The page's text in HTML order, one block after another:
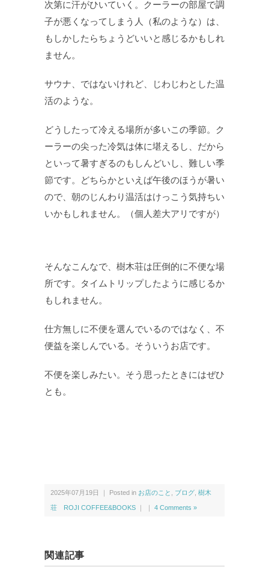
次第に汗がひいていく。クーラーの部屋で調
子が悪くなってしまう人（私のような）は、
もしかしたらちょうどいいと感じるかもしれ
ません。
サウナ、ではないけれど、じわじわとした温
活のような。
どうしたって冷える場所が多いこの季節。ク
ーラーの尖った冷気は体に堪えるし、だから
といって暑すぎるのもしんどいし、難しい季
節です。どちらかといえば午後のほうが暑い
ので、朝のじんわり温活はけっこう気持ちい
いかもしれません。（個人差大アリですが）
そんなこんなで、樹木荘は圧倒的に不便な場
所です。タイムトリップしたように感じるか
もしれません。
仕方無しに不便を選んでいるのではなく、不
便益を楽しんでいる。そういうお店です。
不便を楽しみたい。そう思ったときにはぜひ
とも。
2025年07月19日 ｜ Posted in お店のこと ブログ 樹木
荘 ROJI COFFEE&BOOKS ｜ ｜ 4 Comments »
関連記事